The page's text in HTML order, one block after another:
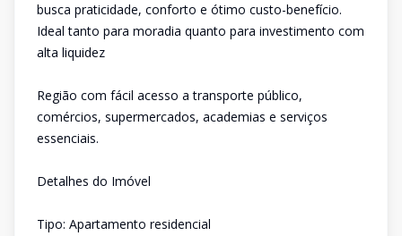
busca praticidade, conforto e ótimo custo-benefício.
Ideal tanto para moradia quanto para investimento com
alta liquidez
Região com fácil acesso a transporte público,
comércios, supermercados, academias e serviços
essenciais.
Detalhes do Imóvel
Tipo: Apartamento residencial